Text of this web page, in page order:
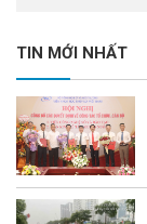
TIN MỚI NHẤT